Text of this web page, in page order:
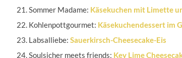
Sommer Madame: Käsekuchen mit Limette
Kohlenpottgourmet: Käsekuchendessert im
Labsalliebe: Sauerkirsch-Cheesecake-Eis
Soulsicher meets friends: Key Lime